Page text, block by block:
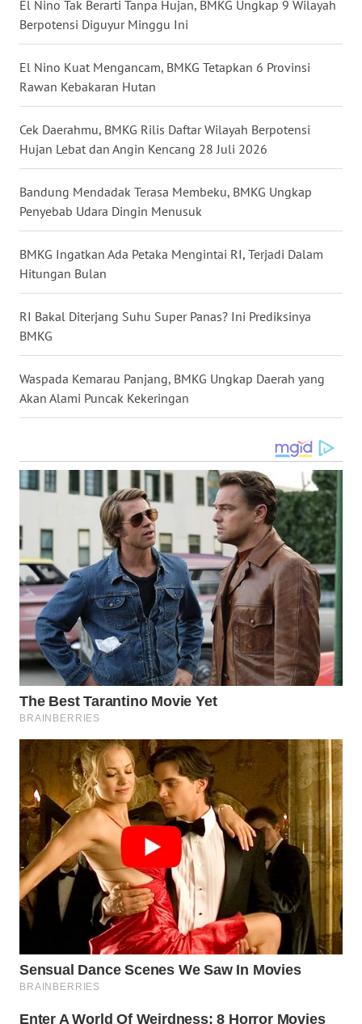
El Nino Tak Berarti Tanpa Hujan, BMKG Ungkap 9 Wilayah
Berpotensi Diguyur Minggu Ini
El Nino Kuat Mengancam, BMKG Tetapkan 6 Provinsi
Rawan Kebakaran Hutan
Cek Daerahmu, BMKG Rilis Daftar Wilayah Berpotensi
Hujan Lebat dan Angin Kencang 28 Juli 2026
Bandung Mendadak Terasa Membeku, BMKG Ungkap
Penyebab Udara Dingin Menusuk
BMKG Ingatkan Ada Petaka Mengintai RI, Terjadi Dalam
Hitungan Bulan
RI Bakal Diterjang Suhu Super Panas? Ini Prediksinya
BMKG
Waspada Kemarau Panjang, BMKG Ungkap Daerah yang
Akan Alami Puncak Kekeringan
WN
JOGJA
WN
JATIM
WN
BALI
WN
KALBAR
WN
KALTENG
KALTARA
KALSEL
WN
GORONTALO
WN
SULUT
WN
MALUKU
WN
MALUT
WN
DAIRI
WN
DANAU
TOBA
WN